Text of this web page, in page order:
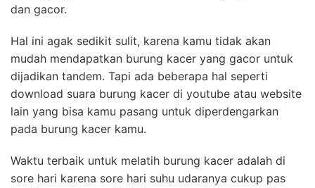
dan gacor.
Hal ini agak sedikit sulit, karena kamu tidak akan
mudah mendapatkan burung kacer yang gacor untuk
dijadikan tandem. Tapi ada beberapa hal seperti
download suara burung kacer di youtube atau website
lain yang bisa kamu pasang untuk diperdengarkan
pada burung kacer kamu.
Waktu terbaik untuk melatih burung kacer adalah di
sore hari karena sore hari suhu udaranya cukup pas